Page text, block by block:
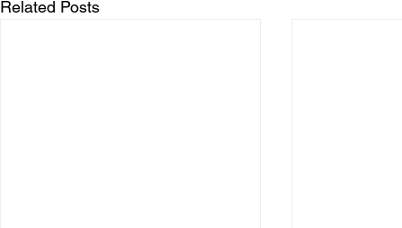
Related Posts